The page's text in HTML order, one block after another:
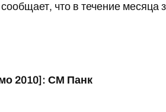
что в течение месяца
2010]: СМ Панк